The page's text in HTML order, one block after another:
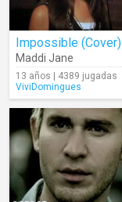
Impossible (Cover)
Maddi Jane
13 años | 4389 jugadas
ViviDomingues